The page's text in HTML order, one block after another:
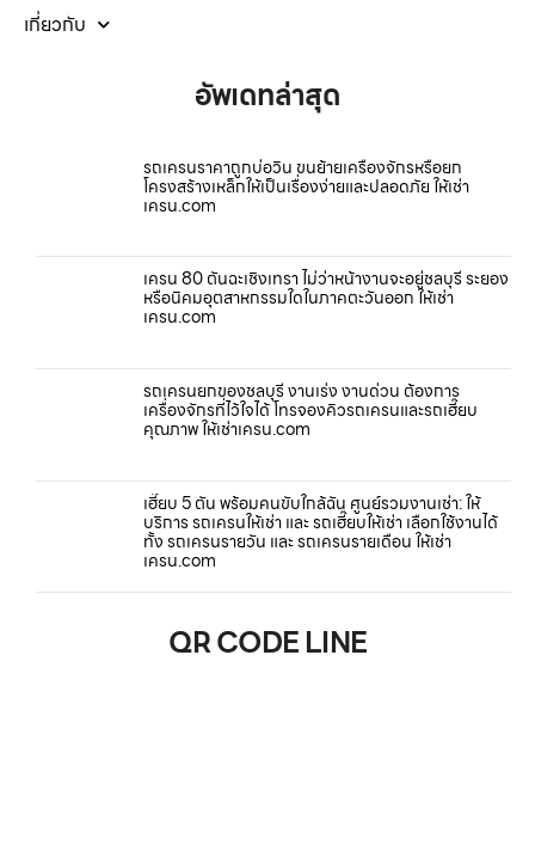
เกี่ยวกับ
อัพเดทล่าสุด
รถเครนราคาถูกบ่อวิน ขนย้ายเครื่องจักรหรือยก
โครงสร้างเหล็กให้เป็นเรื่องง่ายและปลอดภัย ให้เช่า
เครน.com
เครน 80 ตันฉะเชิงเทรา ไม่ว่าหน้างานจะอยู่ชลบุรี ระยอง
หรือนิคมอุตสาหกรรมใดในภาคตะวันออก ให้เช่า
เครน.com
รถเครนยกของชลบุรี งานเร่ง งานด่วน ต้องการ
เครื่องจักรที่ไว้ใจได้ โทรจองคิวรถเครนและรถเฮี๊ยบ
คุณภาพ ให้เช่าเครน.com
เฮี๊ยบ 5 ตัน พร้อมคนขับใกล้ฉัน ศูนย์รวมงานเช่า: ให้
บริการ รถเครนให้เช่า และ รถเฮี๊ยบให้เช่า เลือกใช้งานได้
ทั้ง รถเครนรายวัน และ รถเครนรายเดือน ให้เช่า
เครน.com
QR CODE LINE